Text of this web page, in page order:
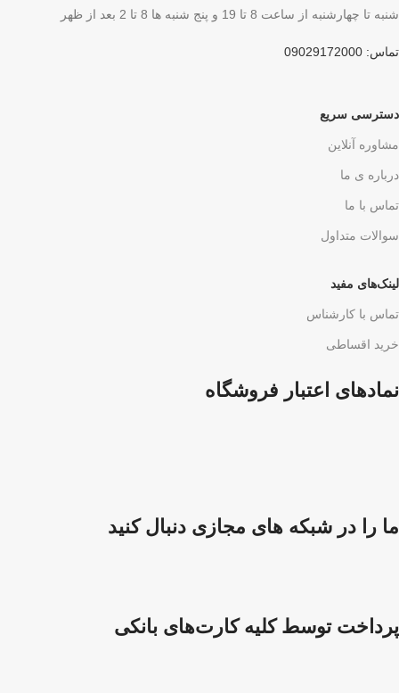
شنبه تا چهارشنبه از ساعت 8 تا 19 و پنج شنبه ها 8 تا 2 بعد از ظهر
تماس: 09029172000
دسترسی سریع
مشاوره آنلاین
درباره ی ما
تماس با ما
سوالات متداول
لینک‌های مفید
تماس با کارشناس
خرید اقساطی
نمادهای اعتبار فروشگاه
ما را در شبکه های مجازی دنبال کنید
پرداخت توسط کلیه کارت‌های بانکی